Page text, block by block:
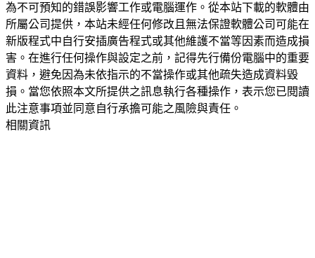
為不可預知的錯誤影響工作或電腦運作。從本站下載的軟體由
所屬公司提供，本站未經任何修改且無法保證軟體公司可能在
新版程式中自行安插廣告程式或其他維護不當等因素而造成損
害。在進行任何操作與設定之前，記得先行備份電腦中的重要
資料，避免因為未依指示的不當操作或其他疏失造成資料毀
損。當您依照本文所提供之訊息執行各種操作，表示您已閱讀
此注意事項並同意自行承擔可能之風險與責任。
相關資訊